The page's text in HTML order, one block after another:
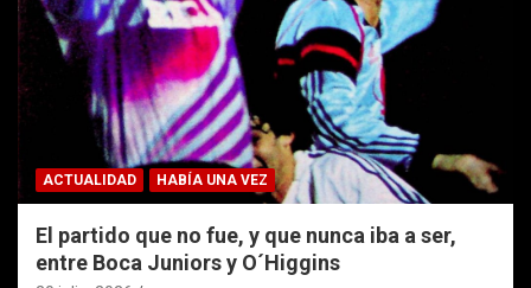
ACTUALIDAD HABÍA UNA VEZ
El partido que no fue, y que nunca iba a ser,
entre Boca Juniors y O´Higgins